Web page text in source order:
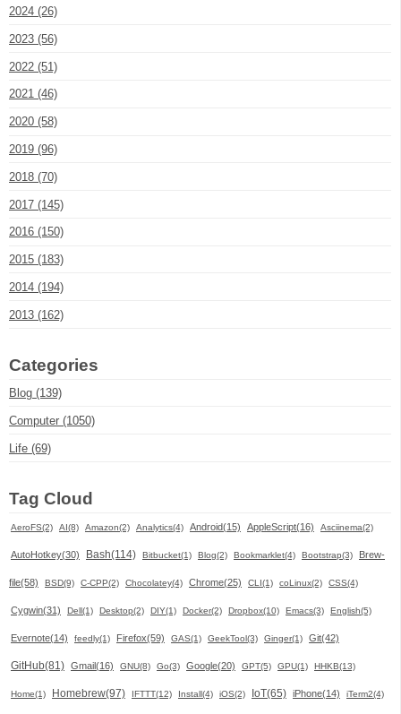
2024 (26)
2023 (56)
2022 (51)
2021 (46)
2020 (58)
2019 (96)
2018 (70)
2017 (145)
2016 (150)
2015 (183)
2014 (194)
2013 (162)
Categories
Blog (139)
Computer (1050)
Life (69)
Tag Cloud
AeroFS(2) AI(8) Amazon(2) Analytics(4) Android(15) AppleScript(16) Asciinema(2)
AutoHotkey(30) Bash(114) Bitbucket(1) Blog(2) Bookmarklet(4) Bootstrap(3) Brew-
file(58) BSD(9) C-CPP(2) Chocolatey(4) Chrome(25) CLI(1) coLinux(2) CSS(4)
Cygwin(31) Dell(1) Desktop(2) DIY(1) Docker(2) Dropbox(10) Emacs(3) English(5)
Evernote(14) feedly(1) Firefox(59) GAS(1) GeekTool(3) Ginger(1) Git(42)
GitHub(81) Gmail(16) GNU(8) Go(3) Google(20) GPT(5) GPU(1) HHKB(13)
Home(1) Homebrew(97) IFTTT(12) Install(4) iOS(2) IoT(65) iPhone(14) iTerm2(4)